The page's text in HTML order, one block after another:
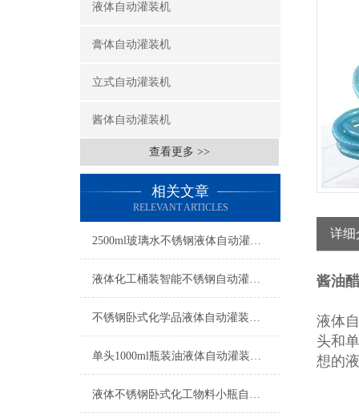
液体自动灌装机
膏体自动灌装机
立式自动灌装机
酱体自动灌装机
查看更多 >>
相关文章
RELEVANT ARTICLES
2500ml玻璃水不锈钢液体自动灌装机操作简单
液体化工桶装智能不锈钢自动灌装机操作简单
不锈钢卧式化学品液体自动灌装机操作简单
单头1000ml瓶装油液体自动灌装机参数
液体不锈钢卧式化工物料小瓶自动灌装机参数
详细
酱油
液体
头和
想的